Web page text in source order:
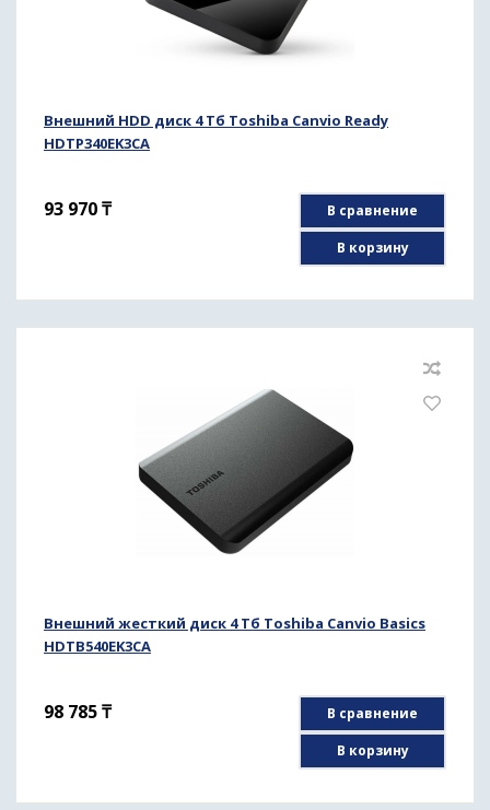
Внешний HDD диск 4 Тб Toshiba Canvio Ready
HDTP340EK3CA
93 970₸
В сравнение
В корзину
Внешний жесткий диск 4 Тб Toshiba Canvio Basics
HDTB540EK3CA
98 785₸
В сравнение
В корзину